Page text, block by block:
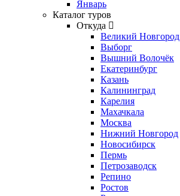
Январь
Каталог туров
Откуда
Великий Новгород
Выборг
Вышний Волочёк
Екатеринбург
Казань
Калининград
Карелия
Махачкала
Москва
Нижний Новгород
Новосибирск
Пермь
Петрозаводск
Репино
Ростов